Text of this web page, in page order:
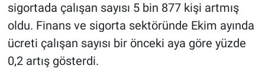
sigortada çalışan sayısı 5 bin 877 kişi artmış
oldu. Finans ve sigorta sektöründe Ekim ayında
ücreti çalışan sayısı bir önceki aya göre yüzde
0,2 artış gösterdi.